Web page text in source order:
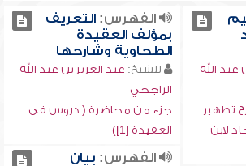
عبد الله
تطهير
لابن
الفهرس:التعريف
بمؤلف العقيدة
الطحاوية وشارحها
للشيخ: عبد العزيز بن عبد الله
الراجحي
جزء من محاضرة ( دروس في
العقيدة [1])
الفهرس: بيان